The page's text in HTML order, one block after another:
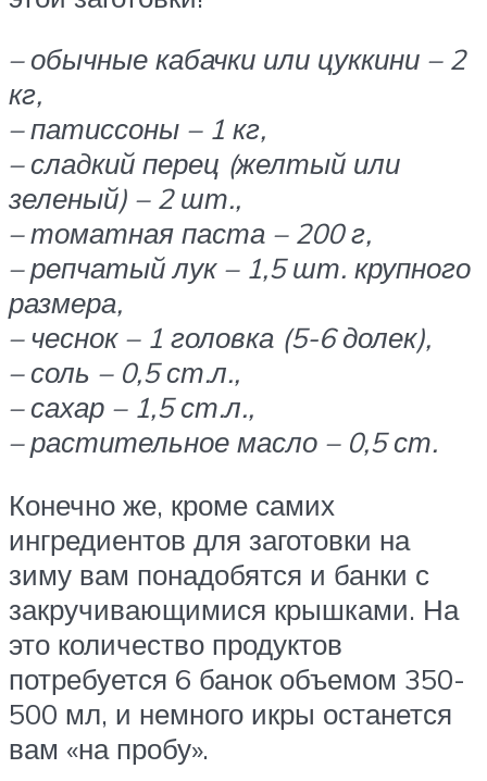
– обычные кабачки или цуккини – 2
кг,
– патиссоны – 1 кг,
– сладкий перец (желтый или
зеленый) – 2 шт.,
– томатная паста – 200 г,
– репчатый лук – 1,5 шт. крупного
размера,
– чеснок – 1 головка (5-6 долек),
– соль – 0,5 ст.л.,
– сахар – 1,5 ст.л.,
– растительное масло – 0,5 ст.
Конечно же, кроме самих
ингредиентов для заготовки на
зиму вам понадобятся и банки с
закручивающимися крышками. На
это количество продуктов
потребуется 6 банок объемом 350-
500 мл, и немного икры останется
вам «на пробу».